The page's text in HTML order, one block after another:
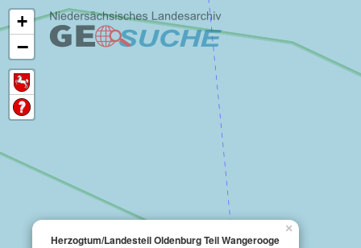
Herzogtum/Landesteil Oldenburg Teil Wangerooge
×
+
−